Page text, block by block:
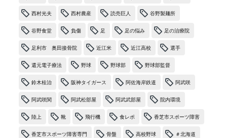
西村光夫 西村農産 読売巨人 谷野製麺所
谷野食堂 負傷 足 足の悩み 足の治療院
足利市 奥田接骨院 近江米 近江高校 選手
還元電子療法 野球 野球部 野球部監督
鈴木桂治 阪神タイガース 阿佐海岸鉄道 阿武咲
阿武咲関 阿武松部屋 阿武武部屋 院内環境
陸上 靴 飛行機 食レポ 香芝市スポーツ障害
香芝市スポーツ障害専門 骨盤 高校野球 ＃北海道